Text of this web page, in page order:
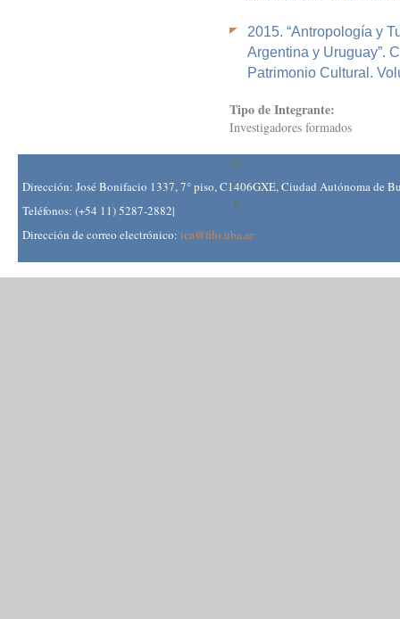
2015. “Antropología y
Argentina y Uruguay”.
Patrimonio Cultural.
Tipo de Integrante:
Investigadores formados
Dirección: José Bonifacio 1337, 7° piso, C1406GXE, Ciudad Autónoma de
Teléfonos: (+54 11) 5287-2882|
Dirección de correo electrónico: ica@filo.uba.ar